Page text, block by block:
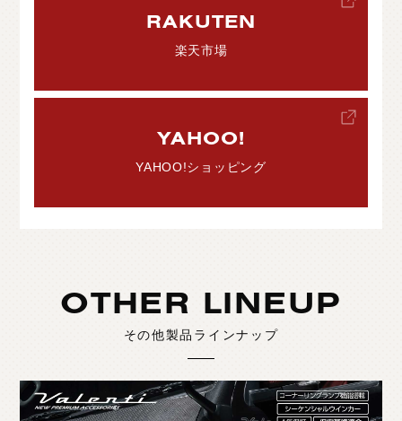
RAKUTEN
楽天市場
YAHOO!
YAHOO!ショッピング
OTHER LINEUP
その他製品ラインナップ